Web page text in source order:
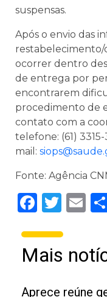
suspensas.
Após o envio das
restabelecimento/
ocorrer dentro
de entrega por
encontrarem
procedimento de
contato com a
telefone: (61)
mail:
Fonte: Agência
Mais
Aprece reúne